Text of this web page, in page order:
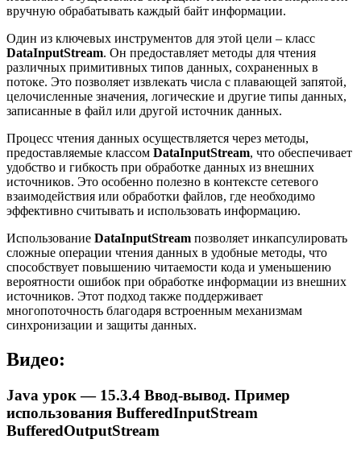
вручную обрабатывать каждый байт информации.
Один из ключевых инструментов для этой цели – класс
DataInputStream. Он предоставляет методы для чтения
различных примитивных типов данных, сохраненных в
потоке. Это позволяет извлекать числа с плавающей запятой,
целочисленные значения, логические и другие типы данных,
записанные в файл или другой источник данных.
Процесс чтения данных осуществляется через методы,
предоставляемые классом DataInputStream, что обеспечивает
удобство и гибкость при обработке данных из внешних
источников. Это особенно полезно в контексте сетевого
взаимодействия или обработки файлов, где необходимо
эффективно считывать и использовать информацию.
Использование DataInputStream позволяет инкапсулировать
сложные операции чтения данных в удобные методы, что
способствует повышению читаемости кода и уменьшению
вероятности ошибок при обработке информации из внешних
источников. Этот подход также поддерживает
многопоточность благодаря встроенным механизмам
синхронизации и защиты данных.
Видео:
Java урок — 15.3.4 Ввод-вывод. Пример
использования BufferedInputStream
BufferedOutputStream